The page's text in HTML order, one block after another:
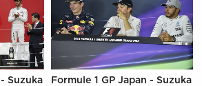
Suzuka Formule 1 GP Japan - Suzuka